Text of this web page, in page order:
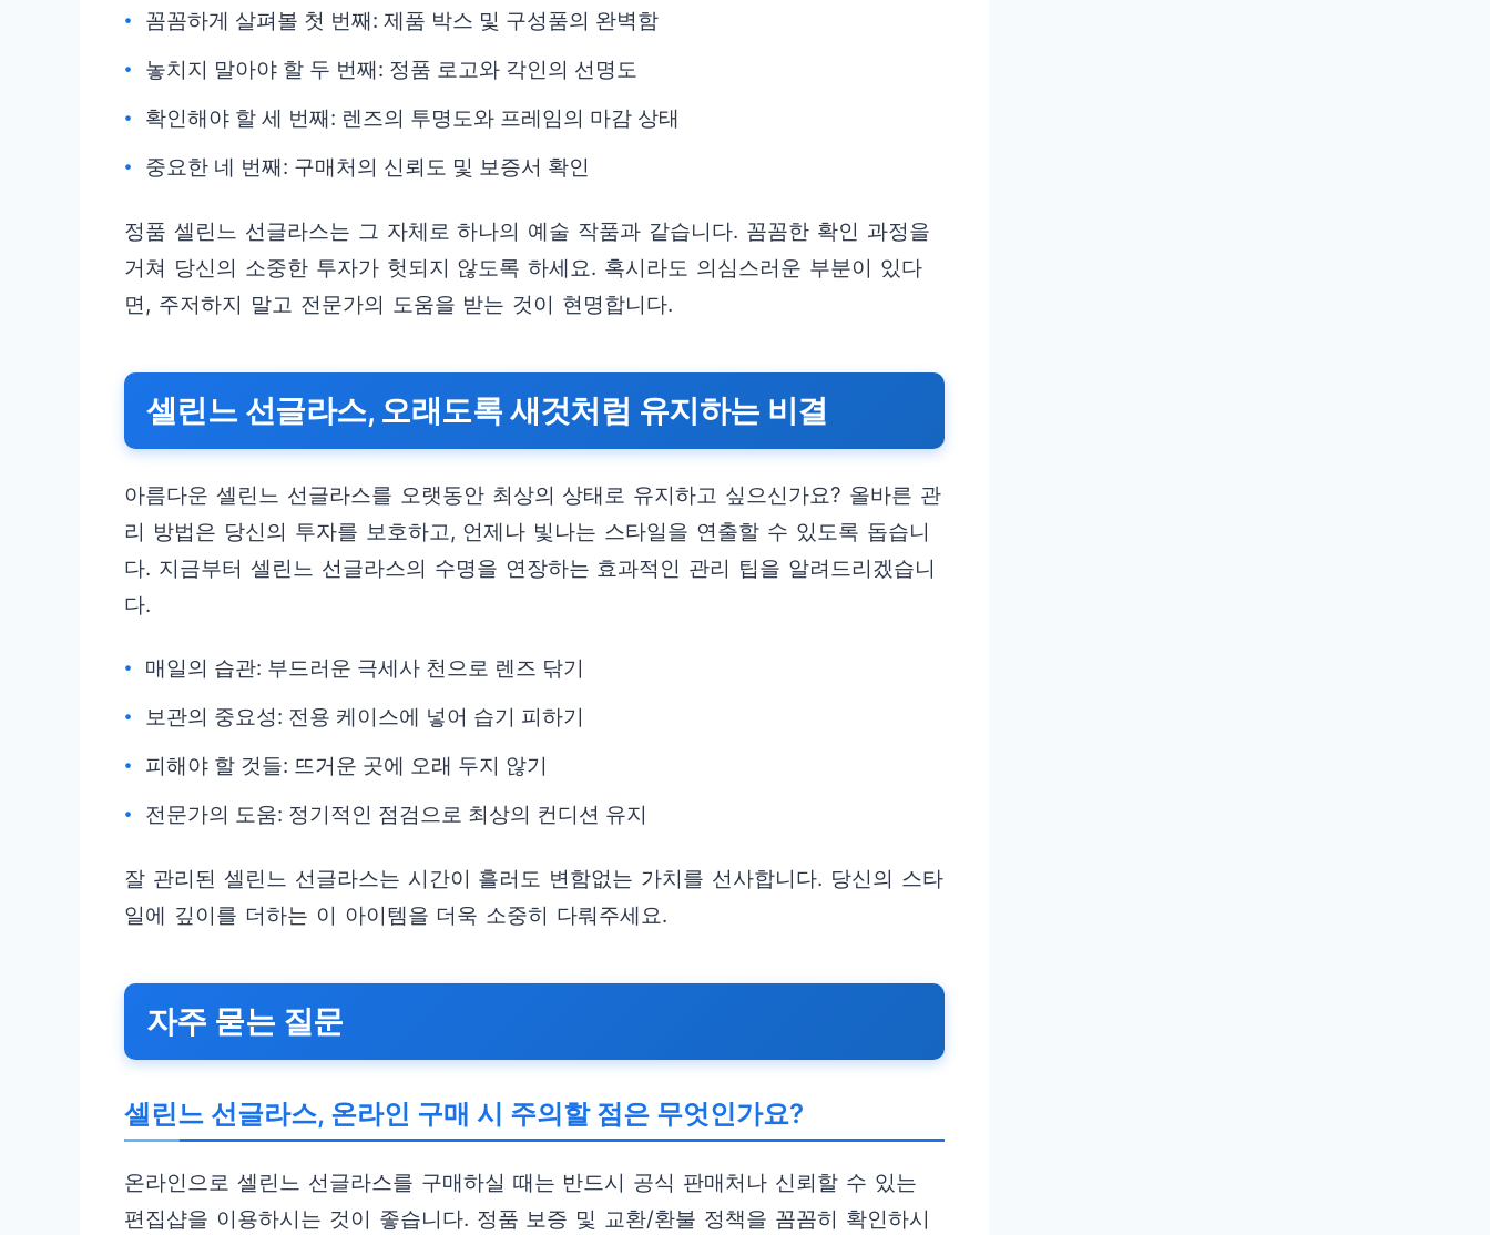
꼼꼼하게 살펴볼 첫 번째: 제품 박스 및 구성품의 완벽함
놓치지 말아야 할 두 번째: 정품 로고와 각인의 선명도
확인해야 할 세 번째: 렌즈의 투명도와 프레임의 마감 상태
중요한 네 번째: 구매처의 신뢰도 및 보증서 확인
정품 셀린느 선글라스는 그 자체로 하나의 예술 작품과 같습니다. 꼼꼼한 확인 과정을
거쳐 당신의 소중한 투자가 헛되지 않도록 하세요. 혹시라도 의심스러운 부분이 있다
면, 주저하지 말고 전문가의 도움을 받는 것이 현명합니다.
셀린느 선글라스, 오래도록 새것처럼 유지하는 비결
아름다운 셀린느 선글라스를 오랫동안 최상의 상태로 유지하고 싶으신가요? 올바른 관
리 방법은 당신의 투자를 보호하고, 언제나 빛나는 스타일을 연출할 수 있도록 돕습니
다. 지금부터 셀린느 선글라스의 수명을 연장하는 효과적인 관리 팁을 알려드리겠습니
다.
매일의 습관: 부드러운 극세사 천으로 렌즈 닦기
보관의 중요성: 전용 케이스에 넣어 습기 피하기
피해야 할 것들: 뜨거운 곳에 오래 두지 않기
전문가의 도움: 정기적인 점검으로 최상의 컨디션 유지
잘 관리된 셀린느 선글라스는 시간이 흘러도 변함없는 가치를 선사합니다. 당신의 스타
일에 깊이를 더하는 이 아이템을 더욱 소중히 다뤄주세요.
자주 묻는 질문
셀린느 선글라스, 온라인 구매 시 주의할 점은 무엇인가요?
온라인으로 셀린느 선글라스를 구매하실 때는 반드시 공식 판매처나 신뢰할 수 있는
편집샵을 이용하시는 것이 좋습니다. 정품 보증 및 교환/환불 정책을 꼼꼼히 확인하시